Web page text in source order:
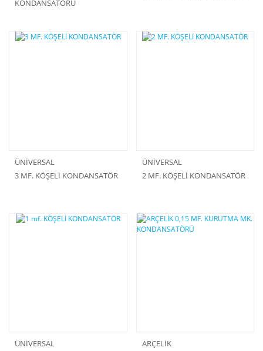
KONDANSATÖRÜ
ÜNİVERSAL
3 MF. KÖŞELİ KONDANSATÖR
ÜNİVERSAL
2 MF. KÖŞELİ KONDANSATÖR
ÜNİVERSAL
ARÇELİK